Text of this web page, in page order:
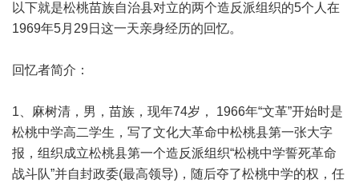
以下就是松桃苗族自治县对立的两个造反派组织的5个人在
1969年5月29日这一天亲身经历的回忆。
回忆者简介：
1、麻树清，男，苗族，现年74岁， 1966年“文革”开始时是
松桃中学高二学生，写了文化大革命中松桃县第一张大字
报，组织成立松桃县第一个造反派组织“松桃中学誓死革命
战斗队”并自封政委(最高领导)，随后夺了松桃中学的权，任